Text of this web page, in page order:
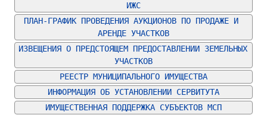
ИЖС
ПЛАН-ГРАФИК ПРОВЕДЕНИЯ АУКЦИОНОВ ПО ПРОДАЖЕ И
АРЕНДЕ УЧАСТКОВ
ИЗВЕЩЕНИЯ О ПРЕДСТОЯЩЕМ ПРЕДОСТАВЛЕНИИ ЗЕМЕЛЬНЫХ
УЧАСТКОВ
РЕЕСТР МУНИЦИПАЛЬНОГО ИМУЩЕСТВА
ИНФОРМАЦИЯ ОБ УСТАНОВЛЕНИИ СЕРВИТУТА
ИМУЩЕСТВЕННАЯ ПОДДЕРЖКА СУБЪЕКТОВ МСП